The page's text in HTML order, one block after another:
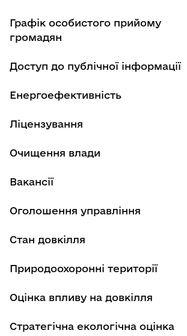
Графік особистого прийому
громадян
Доступ до публічної інформації
Енергоефективність
Ліцензування
Очищення влади
Вакансії
Оголошення управління
Стан довкілля
Природоохоронні території
Оцінка впливу на довкілля
Стратегічна екологічна оцінка